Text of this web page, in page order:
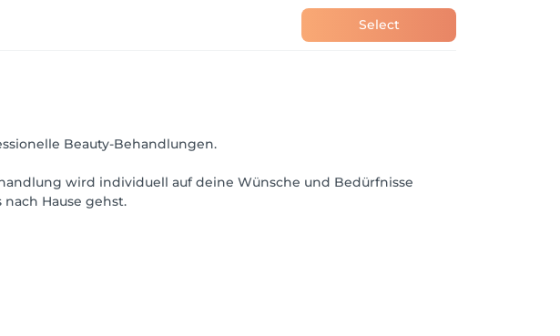
Select
Beauty-Behandlungen.
wird individuell auf deine Wünsche und Bedürfnisse
Hause gehst.